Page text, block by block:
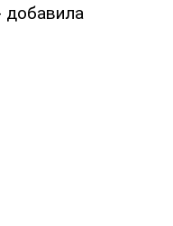
добавила